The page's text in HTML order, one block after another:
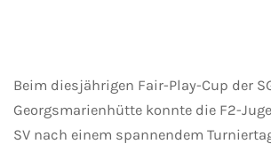
Beim diesjährigen Fair-Play-Cup der
Georgsmarienhütte konnte die F2-
SV nach einem spannendem